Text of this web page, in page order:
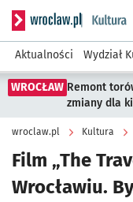
Serwis informacyjny
Aktualności Wydział
WROCŁAW Remont
zmiany dla
wroclaw.pl Kultura
Film „The
Wrocławiu.